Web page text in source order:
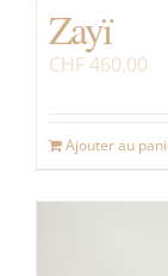
Zayï
CHF460.00
Ajouter au